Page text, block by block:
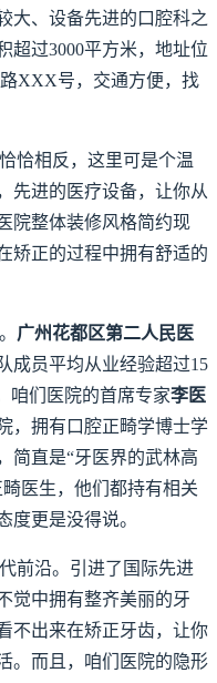
大、设备先进的口腔科之
超过3000平方米，地址位
XXX号，交通方便，找
恰相反，这里可是个温
先进的医疗设备，让你从
院整体装修风格简约现
矫正的过程中拥有舒适的
广州花都区第二人民医
成员平均从业经验超过15
咱们医院的首席专家李医
，拥有口腔正畸学博士学
简直是“牙医界的武林高
医生，他们都持有相关
度更是没得说。
前沿。引进了国际先进
觉中拥有整齐美丽的牙
不出来在矫正牙齿，让你
。而且，咱们医院的隐形